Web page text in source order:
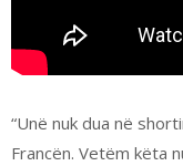
“Unë nuk dua në
Francën. Vetëm këta